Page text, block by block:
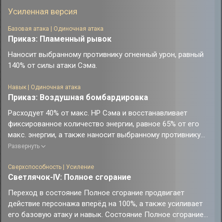
Усиленная версия
Базовая атака | Одиночная атака
Приказ: Пламенный рывок
Наносит выбранному противнику огненный урон, равный
140% от силы атаки Сэма.
Навык | Одиночная атака
Приказ: Воздушная бомбардировка
Расходует 40% от макс. НР Сэма и восстанавливает
фиксированное количество энергии, равное 65% от его
макс. энергии, а также наносит выбранному противнику
огненный урон, равный 250% от силы атаки Сэма. Если
навыка текущее НР Сэма опускается до 1 ед. После
использования этого навыка следующее действие
персонажа продвигается вперёд на 25%.
Развернуть
Сверхспособность | Усиление
Светлячок-IV: Полное сгорание
Переход в состояние Полное сгорание продвигает
действие персонажа вперёд на 100%, а также усиливает
его базовую атаку и навык. Состояние Полное сгорание